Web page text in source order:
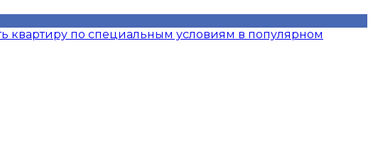
квартиру по специальным условиям в популярном